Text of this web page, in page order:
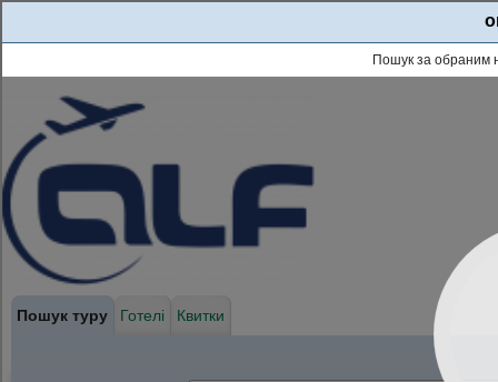
Пошук туру Готелі Квитки
Пошук за обраним